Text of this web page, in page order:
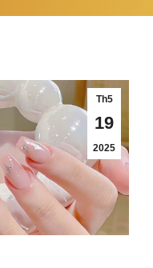
Th5
19
2025